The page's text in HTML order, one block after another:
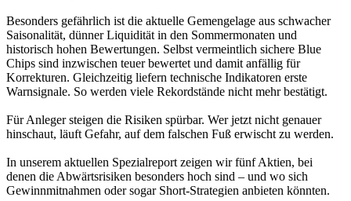
Besonders gefährlich ist die aktuelle Gemengelage aus schwacher
Saisonalität, dünner Liquidität in den Sommermonaten und
historisch hohen Bewertungen. Selbst vermeintlich sichere Blue
Chips sind inzwischen teuer bewertet und damit anfällig für
Korrekturen. Gleichzeitig liefern technische Indikatoren erste
Warnsignale. So werden viele Rekordstände nicht mehr bestätigt.
Für Anleger steigen die Risiken spürbar. Wer jetzt nicht genauer
hinschaut, läuft Gefahr, auf dem falschen Fuß erwischt zu werden.
In unserem aktuellen Spezialreport zeigen wir fünf Aktien, bei
denen die Abwärtsrisiken besonders hoch sind – und wo sich
Gewinnmitnahmen oder sogar Short-Strategien anbieten könnten.